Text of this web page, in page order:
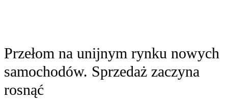
Przełom na unijnym rynku nowych
samochodów. Sprzedaż zaczyna
rosnąć